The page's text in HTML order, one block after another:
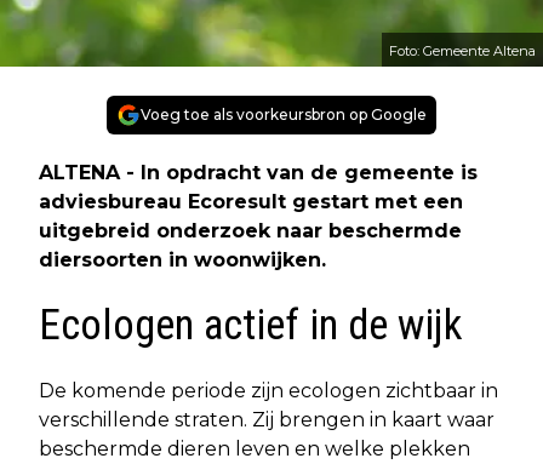
Foto: Gemeente Altena
Voeg toe als voorkeursbron op Google
ALTENA - In opdracht van de gemeente is
adviesbureau Ecoresult gestart met een
uitgebreid onderzoek naar beschermde
diersoorten in woonwijken.
Ecologen actief in de wijk
De komende periode zijn ecologen zichtbaar in
verschillende straten. Zij brengen in kaart waar
beschermde dieren leven en welke plekken